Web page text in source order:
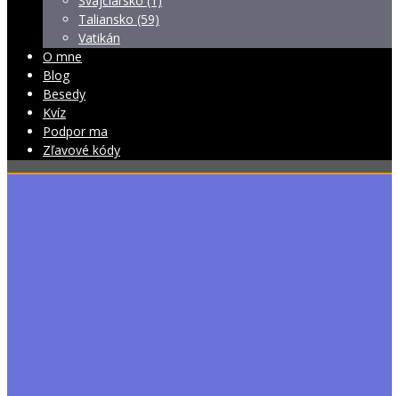
Taliansko (59)
Vatikán
O mne
Blog
Besedy
Kvíz
Podpor ma
Zľavové kódy